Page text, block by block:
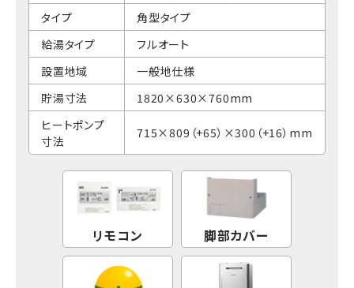
タイプ
角型タイプ
給湯タイプ
フルオート
設置地域
一般地仕様
貯湯寸法
1820×630×760mm
ヒートポンプ
寸法
715×809（+65）×300（+16）mm
リモコン 脚部カバー